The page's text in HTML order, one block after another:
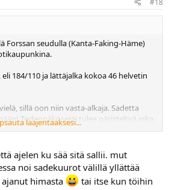
Forssan seudulla (Kanta-Faking-Häme)
184/110 ja lättäjalka kokoa 46 helvetin
sillä oon niin vasta-alkaja. Sadetta
Todennäkösesti tulee päristeltyä joka
lyhyempää matkaa - riippuen
ole väliä, kunhan ei maha pömpötä liikaa
olisi riittävästi, niin se olisi plussaa.
niin kallis..
laajentaaksesi...
ajelen ku sää sitä sallii. mut
noi sadekuurot välillä yllättää
himasta
tai itse kun töihin